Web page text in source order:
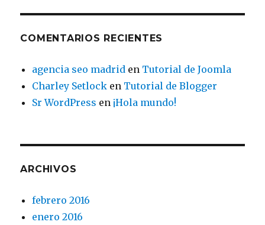
COMENTARIOS RECIENTES
agencia seo madrid en Tutorial de Joomla
Charley Setlock en Tutorial de Blogger
Sr WordPress en ¡Hola mundo!
ARCHIVOS
febrero 2016
enero 2016